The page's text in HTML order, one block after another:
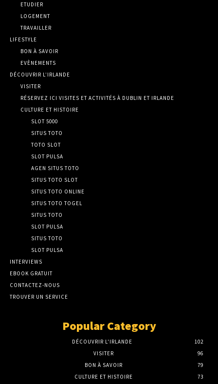
ETUDIER
LOGEMENT
TRAVAILLER
LIFESTYLE
BON À SAVOIR
EVÈNEMENTS
DÉCOUVRIR L’IRLANDE
VISITER
RÉSERVEZ ICI VISITES ET ACTIVITÉS À DUBLIN ET IRLANDE
CULTURE ET HISTOIRE
SLOT 5000
SITUS TOTO
TOTO SLOT
SLOT PULSA
AGEN SITUS TOTO
SITUS TOTO SLOT
SITUS TOTO ONLINE
SITUS TOTO TOGEL
SITUS TOTO
SLOT PULSA
SITUS TOTO
SLOT PULSA
INTERVIEWS
EBOOK GRATUIT
CONTACTEZ-NOUS
TROUVER UN SERVICE
Popular Category
DÉCOUVRIR L'IRLANDE
102
VISITER
96
BON À SAVOIR
79
CULTURE ET HISTOIRE
73